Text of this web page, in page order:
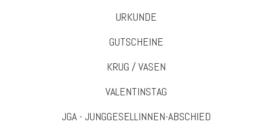
URKUNDE
GUTSCHEINE
KRUG / VASEN
VALENTINSTAG
JGA - JUNGGESELLINNEN-ABSCHIED